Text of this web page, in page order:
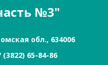
№3"
обл., 634006
(3822) 65-84-86